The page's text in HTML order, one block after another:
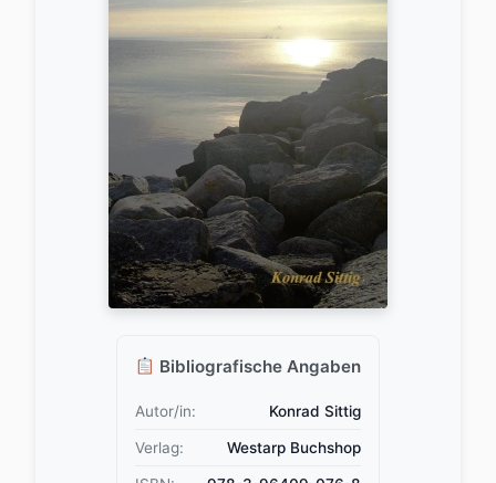
Bibliografische Angaben
Autor/in: Konrad Sittig
Verlag: Westarp Buchshop